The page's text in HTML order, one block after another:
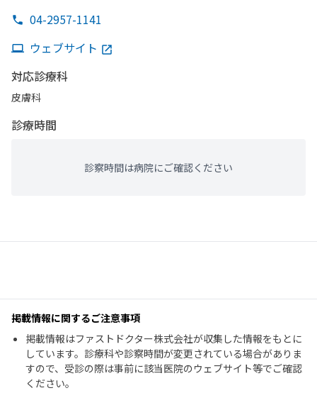
04-2957-1141
ウェブサイト
対応診療科
皮膚科
診療時間
診察時間は病院にご確認ください
掲載情報に関するご注意事項
掲載情報はファストドクター株式会社が収集した情報をもとに
しています。診療科や診察時間が変更されている場合がありま
すので、受診の際は事前に該当医院のウェブサイト等でご確認
ください。